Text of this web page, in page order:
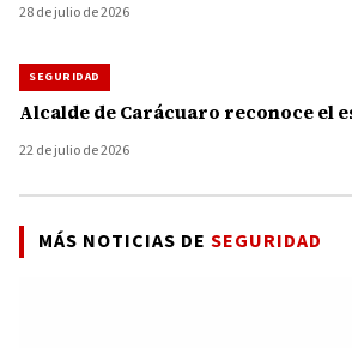
28 de julio de 2026
SEGURIDAD
Alcalde de Carácuaro reconoce el
22 de julio de 2026
MÁS NOTICIAS DE SEGURIDAD